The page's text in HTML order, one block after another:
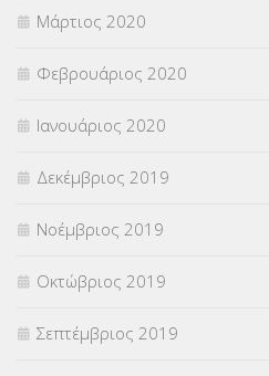
Μάρτιος 2020
Φεβρουάριος 2020
Ιανουάριος 2020
Δεκέμβριος 2019
Νοέμβριος 2019
Οκτώβριος 2019
Σεπτέμβριος 2019